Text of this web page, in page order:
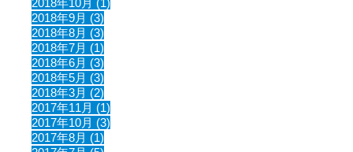
2018年10月 (1)
2018年9月 (3)
2018年8月 (3)
2018年7月 (1)
2018年6月 (3)
2018年5月 (3)
2018年3月 (2)
2017年11月 (1)
2017年10月 (3)
2017年8月 (1)